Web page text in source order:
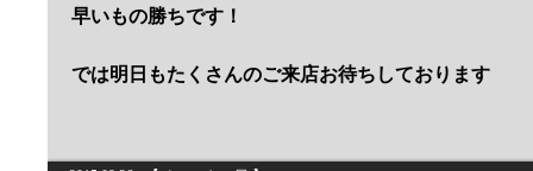
早いもの勝ちです！
では明日もたくさんのご来店お待ちしております